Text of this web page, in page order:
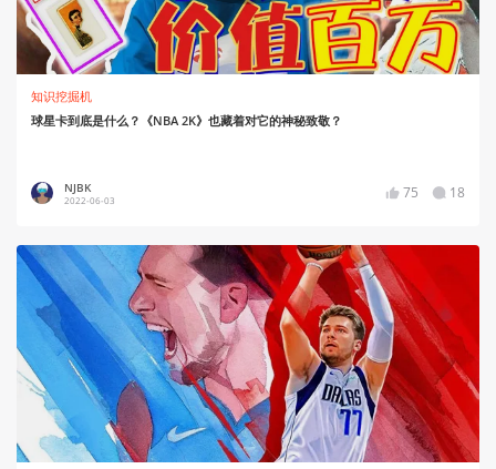
知识挖掘机
球星卡到底是什么？《NBA 2K》也藏着对它的神秘致敬？
NJBK
2022-06-03 75 18